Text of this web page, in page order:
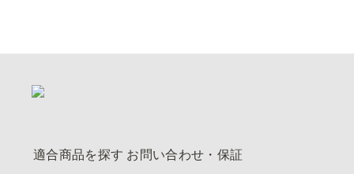
適合商品を探す お問い合わせ・保証